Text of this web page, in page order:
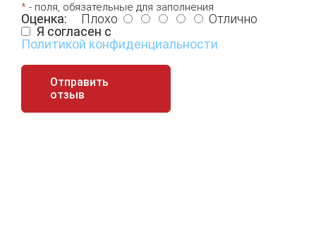
* - поля, обязательные для заполнения
Оценка: Плохо
Отлично
Я согласен с
Политикой конфиденциальности
Отправить
отзыв